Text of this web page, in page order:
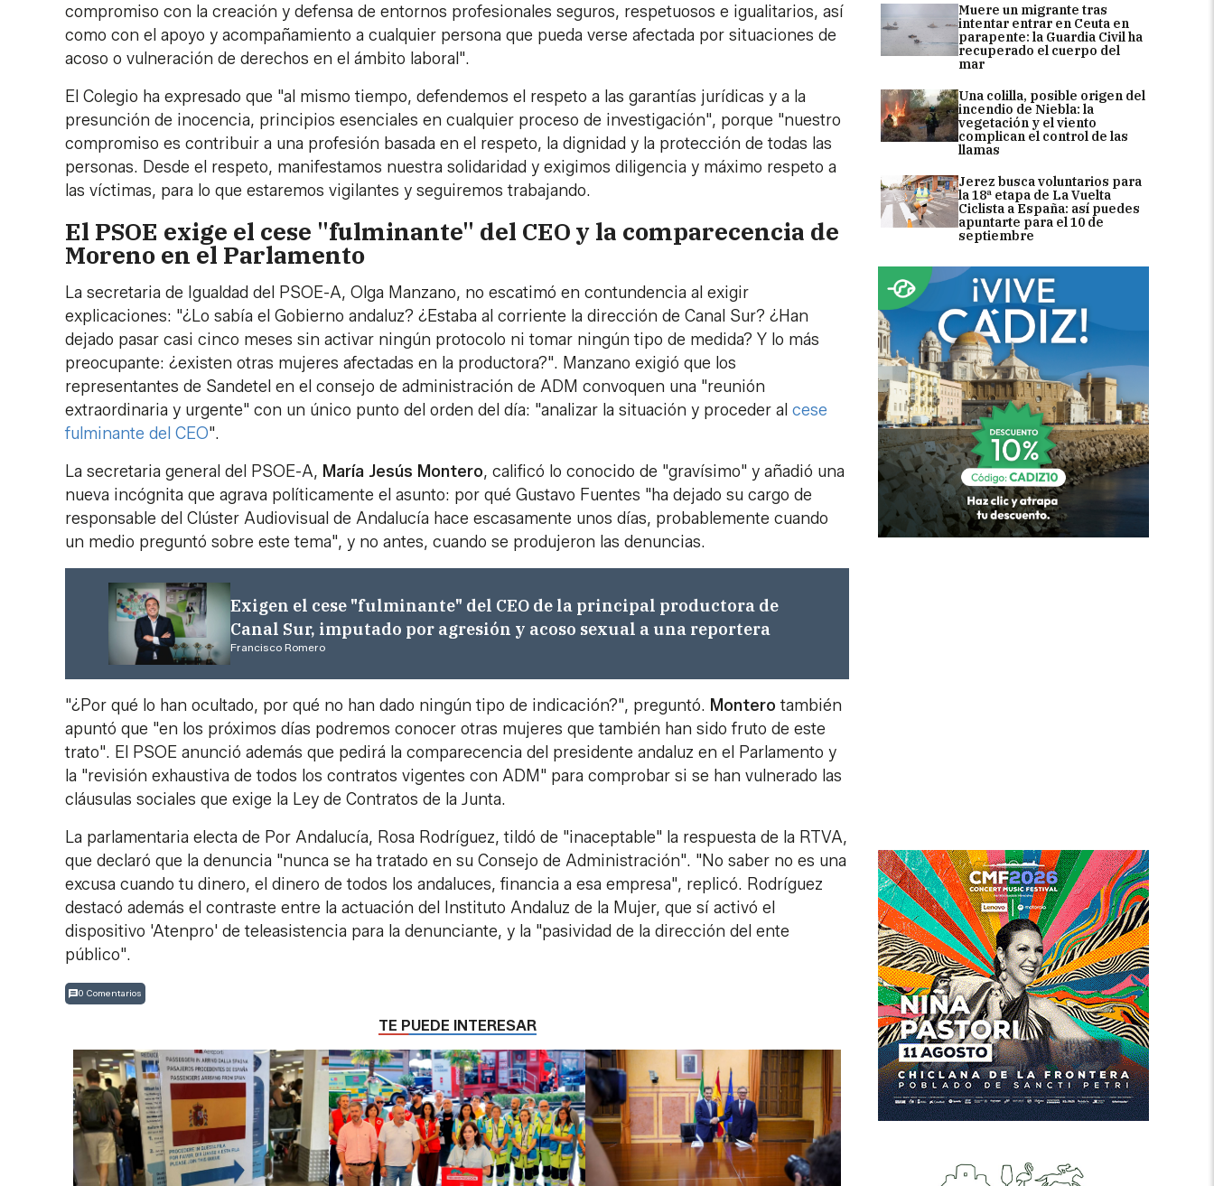
Muere un migrante tras
intentar entrar en Ceuta en
parapente: la Guardia Civil ha
recuperado el cuerpo del
mar
Una colilla, posible origen del
incendio de Niebla: la
vegetación y el viento
complican el control de las
llamas
Jerez busca voluntarios para
la 18ª etapa de La Vuelta
Ciclista a España: así puedes
apuntarte para el 10 de
septiembre
compromiso con la creación y defensa de entornos profesionales seguros, respetuosos e igualitarios, así
como con el apoyo y acompañamiento a cualquier persona que pueda verse afectada por situaciones de
acoso o vulneración de derechos en el ámbito laboral".
El Colegio ha expresado que "al mismo tiempo, defendemos el respeto a las garantías jurídicas y a la
presunción de inocencia, principios esenciales en cualquier proceso de investigación", porque "nuestro
compromiso es contribuir a una profesión basada en el respeto, la dignidad y la protección de todas las
personas. Desde el respeto, manifestamos nuestra solidaridad y exigimos diligencia y máximo respeto a
las víctimas, para lo que estaremos vigilantes y seguiremos trabajando.
El PSOE exige el cese "fulminante" del CEO y la comparecencia de
Moreno en el Parlamento
La secretaria de Igualdad del PSOE-A, Olga Manzano, no escatimó en contundencia al exigir
explicaciones: "¿Lo sabía el Gobierno andaluz? ¿Estaba al corriente la dirección de Canal Sur? ¿Han
dejado pasar casi cinco meses sin activar ningún protocolo ni tomar ningún tipo de medida? Y lo más
preocupante: ¿existen otras mujeres afectadas en la productora?". Manzano exigió que los
representantes de Sandetel en el consejo de administración de ADM convoquen una "reunión
extraordinaria y urgente" con un único punto del orden del día: "analizar la situación y proceder al cese
fulminante del CEO".
La secretaria general del PSOE-A, María Jesús Montero, calificó lo conocido de "gravísimo" y añadió una
nueva incógnita que agrava políticamente el asunto: por qué Gustavo Fuentes "ha dejado su cargo de
responsable del Clúster Audiovisual de Andalucía hace escasamente unos días, probablemente cuando
un medio preguntó sobre este tema", y no antes, cuando se produjeron las denuncias.
Exigen el cese "fulminante" del CEO de la principal productora de
Canal Sur, imputado por agresión y acoso sexual a una reportera
Francisco Romero
"¿Por qué lo han ocultado, por qué no han dado ningún tipo de indicación?", preguntó. Montero también
apuntó que "en los próximos días podremos conocer otras mujeres que también han sido fruto de este
trato". El PSOE anunció además que pedirá la comparecencia del presidente andaluz en el Parlamento y
la "revisión exhaustiva de todos los contratos vigentes con ADM" para comprobar si se han vulnerado las
cláusulas sociales que exige la Ley de Contratos de la Junta.
La parlamentaria electa de Por Andalucía, Rosa Rodríguez, tildó de "inaceptable" la respuesta de la RTVA,
que declaró que la denuncia "nunca se ha tratado en su Consejo de Administración". "No saber no es una
excusa cuando tu dinero, el dinero de todos los andaluces, financia a esa empresa", replicó. Rodríguez
destacó además el contraste entre la actuación del Instituto Andaluz de la Mujer, que sí activó el
dispositivo 'Atenpro' de teleasistencia para la denunciante, y la "pasividad de la dirección del ente
público".
0 Comentarios
TE PUEDE INTERESAR